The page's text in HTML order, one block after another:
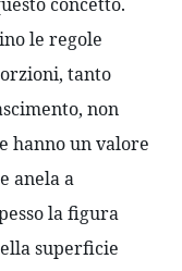
le regole
tanto
non
hanno un valore
anela a
la figura
superficie